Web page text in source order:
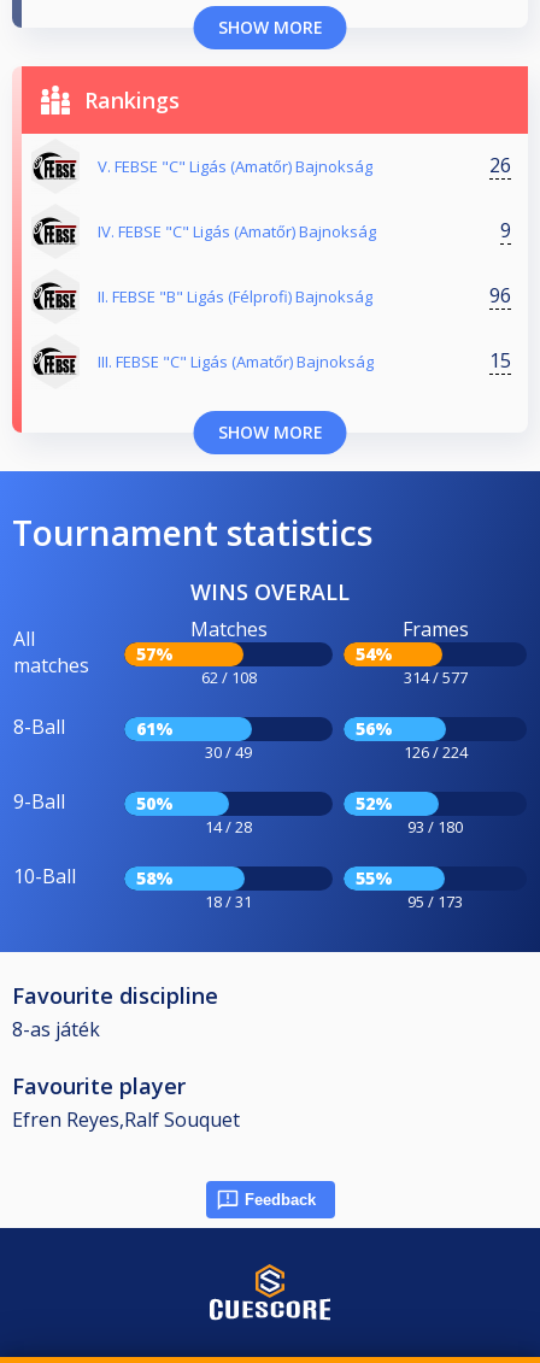
SHOW MORE
Rankings
V. FEBSE "C" Ligás (Amatőr) Bajnokság 26
IV. FEBSE "C" Ligás (Amatőr) Bajnokság 9
II. FEBSE "B" Ligás (Félprofi) Bajnokság 96
III. FEBSE "C" Ligás (Amatőr) Bajnokság 15
SHOW MORE
Tournament statistics
WINS OVERALL
All
matches
Matches
57%
62 / 108
Frames
54%
314 / 577
8-Ball 61%
30 / 49
56%
126 / 224
9-Ball 50%
14 / 28
52%
93 / 180
10-Ball 58%
18 / 31
55%
95 / 173
Favourite discipline
8-as játék
Favourite player
Efren Reyes,Ralf Souquet
Feedback